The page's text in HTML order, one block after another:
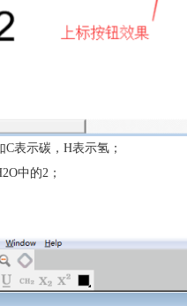
表示碳，H表示氢；
中的2；